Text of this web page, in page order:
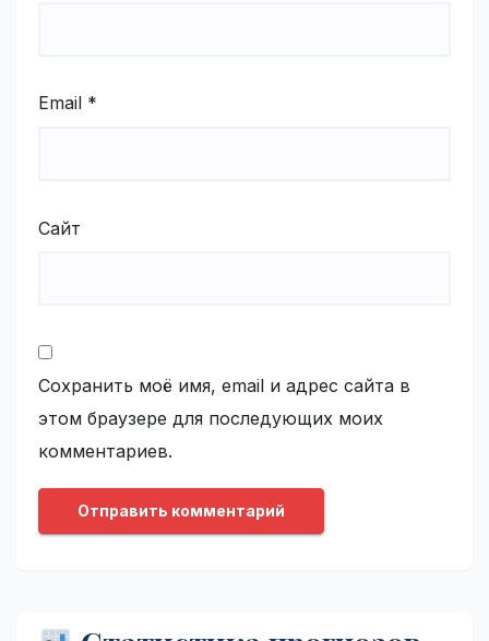
Email *
Сайт
Сохранить моё имя, email и адрес сайта в
этом браузере для последующих моих
комментариев.